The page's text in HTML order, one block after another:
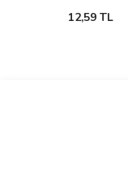
12,59 TL